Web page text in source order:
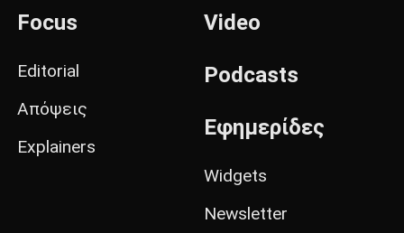
Focus
Editorial
Απόψεις
Explainers
Video
Podcasts
Εφημερίδες
Widgets
Newsletter